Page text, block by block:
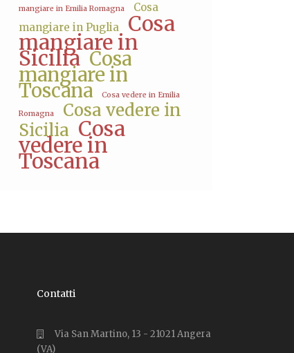
mangiare in Emilia Romagna
Cosa
mangiare in Puglia
Cosa
mangiare in
Sicilia Cosa
mangiare in
Toscana Cosa vedere in Emilia
Romagna
Cosa vedere in
Sicilia Cosa
vedere in
Toscana
Contatti
Via San Martino, 13 - 21021 Angera
(VA)